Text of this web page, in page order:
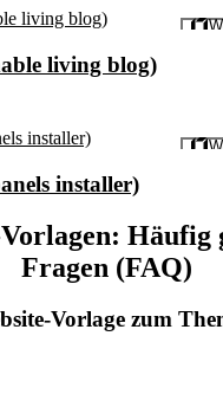
Vorschau
living blog)
Vorschau
installer)
Häufig
Fragen (FAQ)
Vorlage zum